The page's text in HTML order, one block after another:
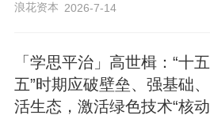
浪花资本 2026-7-14
「学思平治」高世楫：“十五
五”时期应破壁垒、强基础、
活生态，激活绿色技术“核动